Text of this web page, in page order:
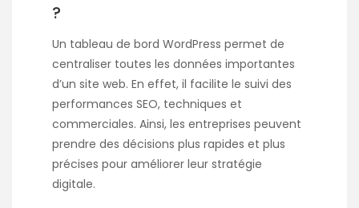
?
Un tableau de bord WordPress permet de
centraliser toutes les données importantes
d’un site web. En effet, il facilite le suivi des
performances SEO, techniques et
commerciales. Ainsi, les entreprises peuvent
prendre des décisions plus rapides et plus
précises pour améliorer leur stratégie
digitale.